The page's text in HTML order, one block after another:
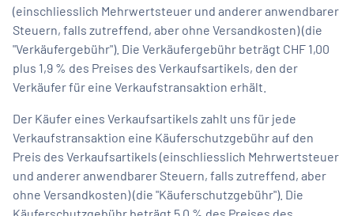
(einschliesslich Mehrwertsteuer und anderer anwendbarer
Steuern, falls zutreffend, aber ohne Versandkosten) (die
"Verkäufergebühr"). Die Verkäufergebühr beträgt CHF 1,00
plus 1,9 % des Preises des Verkaufsartikels, den der
Verkäufer für eine Verkaufstransaktion erhält.
Der Käufer eines Verkaufsartikels zahlt uns für jede
Verkaufstransaktion eine Käuferschutzgebühr auf den
Preis des Verkaufsartikels (einschliesslich Mehrwertsteuer
und anderer anwendbarer Steuern, falls zutreffend, aber
ohne Versandkosten) (die "Käuferschutzgebühr"). Die